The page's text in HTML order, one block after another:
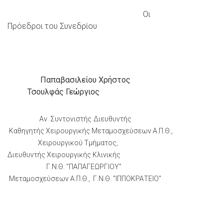
Οι
Πρόεδροι του Συνεδρίου
Παπαβασιλείου Χρήστος
Τσουλφάς Γεώργιος
Αν. Συντονιστής Διευθυντής
Καθηγητής Χειρουργικής Μεταμοσχεύσεων Α.Π.Θ.,
Χειρουργικού Τμήματος,
Διευθυντής Χειρουργικής Κλινικής
Γ.Ν.Θ. "ΠΑΠΑΓΕΩΡΓΙΟΥ"
Μεταμοσχεύσεων Α.Π.Θ., Γ.Ν.Θ. "ΙΠΠΟΚΡΑΤΕΙΟ"